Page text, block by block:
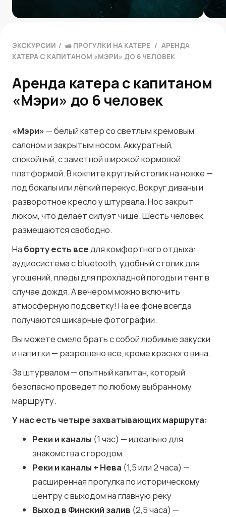
ЭКСКУРСИИ / 🛥 ПРОГУЛКИ НА КАТЕРЕ / АРЕНДА
КАТЕРА С КАПИТАНОМ «МЭРИ» ДО 6 ЧЕЛОВЕК
Аренда катера с капитаном
«Мэри» до 6 человек
«Мэри» — белый катер со светлым кремовым
салоном и закрытым носом. Аккуратный,
спокойный, с заметной широкой кормовой
платформой. В кокпите круглый столик на ножке —
под бокалы или лёгкий перекус. Вокруг диваны и
разворотное кресло у штурвала. Нос закрыт
люком, что делает силуэт чище. Шесть человек
размещаются свободно.
На борту есть вседля комфортного отдыха:
аудиосистема с bluetooth, удобный столик для
угощений, пледы для прохладной погоды и тент в
случае дождя. А вечером можно включить
атмосферную подсветку! На ее фоне всегда
получаются шикарные фотографии.
Вы можете смело брать с собой любимые закуски
и напитки — разрешено все, кроме красного вина.
За штурвалом — опытный капитан, который
безопасно проведет по любому выбранному
маршруту.
У нас есть четыре захватывающих маршрута:
Реки и каналы (1 час) — идеально для
знакомства с городом
Реки и каналы + Нева (1,5 или 2 часа) —
расширенная прогулка по историческому
центру с выходом на главную реку
Выход в Финский залив (2,5 часа) —